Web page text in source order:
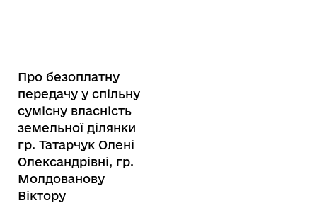
Про безоплатну
передачу у спільну
сумісну власність
земельної ділянки
гр. Татарчук Олені
Олександрівні, гр.
Молдованову
Віктору